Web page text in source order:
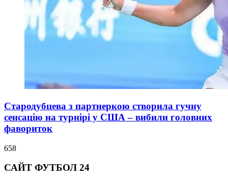
Стародубцева з партнеркою створила гучну
сенсацію на турнірі у США – вибили головних
фавориток
658
САЙТ ФУТБОЛ 24